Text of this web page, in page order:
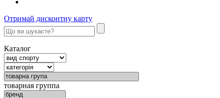
Отримай дисконтну карту
Каталог
товарная группа